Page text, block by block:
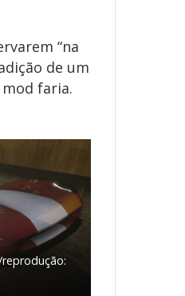
“na
de um
faria.